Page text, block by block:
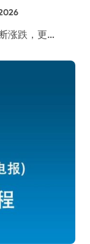
涨跌，更…